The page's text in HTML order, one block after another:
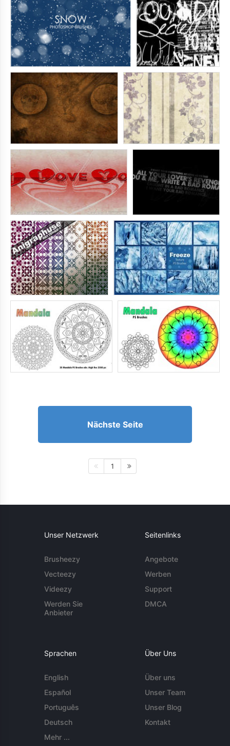
Nächste Seite
1
Unser Netzwerk
Brusheezy
Vecteezy
Videezy
Werden Sie
Anbieter
Seitenlinks
Angebote
Werben
Support
DMCA
Sprachen
English
Español
Português
Deutsch
Mehr ...
Über Uns
Über uns
Unser Team
Unser Blog
Kontakt